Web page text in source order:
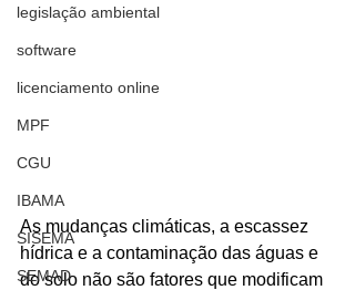
legislação ambiental
software
licenciamento online
MPF
CGU
IBAMA
SISEMA
SEMAD
As mudanças climáticas, a escassez
hídrica e a contaminação das águas e
do solo não são fatores que modificam